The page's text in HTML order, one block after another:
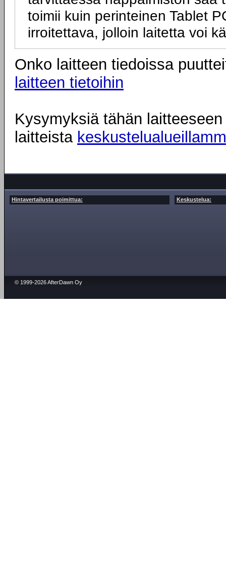
toimii kuin perinteinen Tablet
irroitettava, jolloin laitetta voi
Onko laitteen tiedoissa
laitteen tietoihin
Kysymyksiä tähän
laitteista
Hintavertailusta poimittua: Keskustelua:
© 1999-2026 AfterDawn Oy